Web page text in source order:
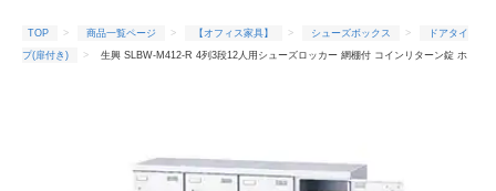
TOP 商品一覧ページ 【オフィス家具】 シューズボックス
ドアタイ
プ(扉付き)
生興 SLBW-M412-R 4列3段12人用シューズロッカー 網棚付 コインリターン錠 ホ